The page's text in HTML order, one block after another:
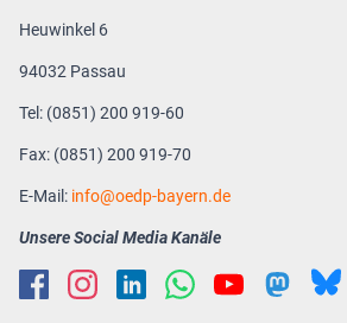
Heuwinkel 6
94032 Passau
Tel: (0851) 200 919-60
Fax: (0851) 200 919-70
E-Mail: info oedp-bayern.de
Unsere Social Media Kanäle